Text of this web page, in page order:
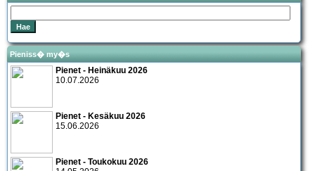
Pieniss� my�s
Pienet - Heinäkuu 2026
10.07.2026
Pienet - Kesäkuu 2026
15.06.2026
Pienet - Toukokuu 2026